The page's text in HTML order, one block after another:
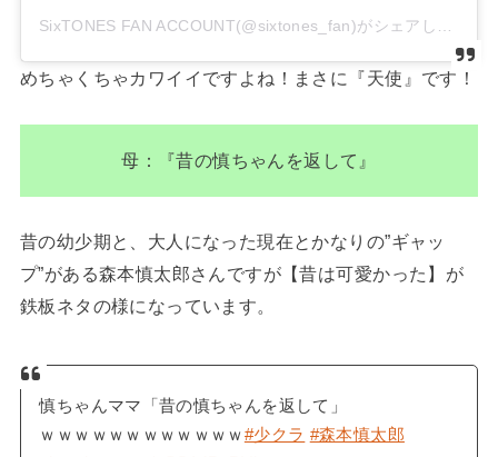
SixTONES FAN ACCOUNT(@sixtones_fan)がシェアした投稿
めちゃくちゃカワイイですよね！まさに『天使』です！
母：『昔の慎ちゃんを返して』
昔の幼少期と、大人になった現在とかなりの”ギャッ
プ”がある森本慎太郎さんですが【昔は可愛かった】が
鉄板ネタの様になっています。
慎ちゃんママ「昔の慎ちゃんを返して」
ｗｗｗｗｗｗｗｗｗｗｗｗ#少クラ #森本慎太郎